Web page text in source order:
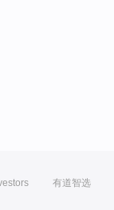
有道智选